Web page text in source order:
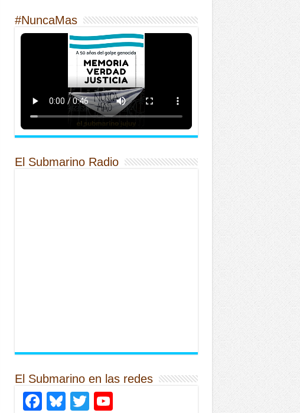
#NuncaMas
El Submarino Radio
El Submarino en las redes
Facebook
Bluesky
Twitter